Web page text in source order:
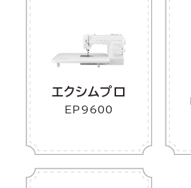
エクシムプロ
EP9600